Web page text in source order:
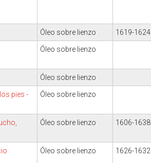
Óleo sobre lienzo 1619-1624.
Óleo sobre lienzo
Óleo sobre lienzo
pies -
Óleo sobre lienzo
Óleo sobre lienzo 1606-1638
Óleo sobre lienzo 1626-1632